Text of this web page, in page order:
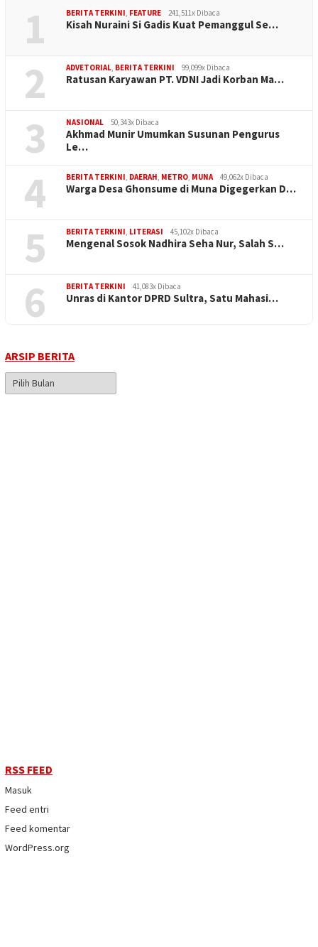
1 BERITA TERKINI FEATURE 241,511x Dibaca
Kisah Nuraini Si Gadis Kuat Pemanggul Se…
2 ADVETORIAL BERITA TERKINI 99,099x Dibaca
Ratusan Karyawan PT. VDNI Jadi Korban Ma…
3 NASIONAL 50,343x Dibaca
Akhmad Munir Umumkan Susunan Pengurus
Le…
4 BERITA TERKINI DAERAH METRO MUNA 49,062x Dibaca
Warga Desa Ghonsume di Muna Digegerkan D…
5 BERITA TERKINI LITERASI 45,102x Dibaca
Mengenal Sosok Nadhira Seha Nur, Salah S…
6 BERITA TERKINI 41,083x Dibaca
Unras di Kantor DPRD Sultra, Satu Mahasi…
ARSIP BERITA
Arsip
Berita
RSS FEED
Masuk
Feed entri
Feed komentar
WordPress.org